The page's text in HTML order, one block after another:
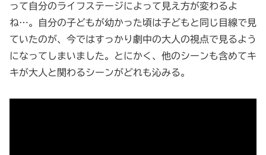
って自分のライフステージによって見え方が変わるよ
ね…。自分の子どもが幼かった頃は子どもと同じ目線で見
ていたのが、今ではすっかり劇中の大人の視点で見るよう
になってしまいました。とにかく、他のシーンも含めてキ
キが大人と関わるシーンがどれも沁みる。